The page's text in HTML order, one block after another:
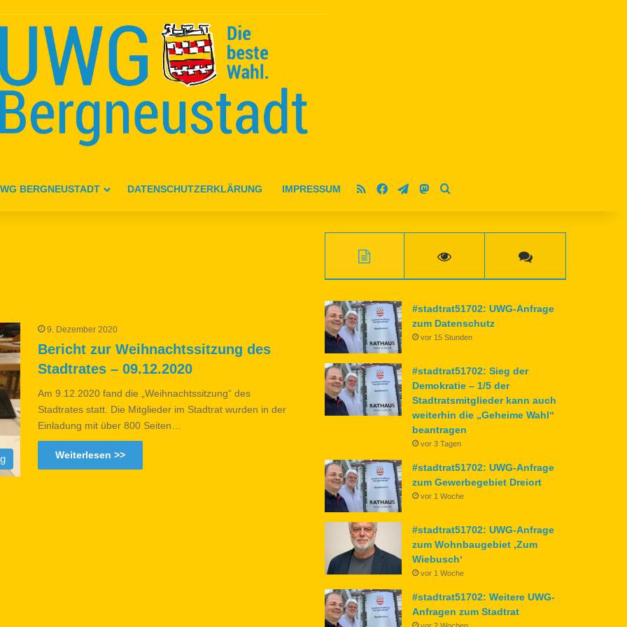
BERGNEUSTADT DATENSCHUTZERKLÄRUNG IMPRESSUM RSS FacebookTelegramMastodon
9. Dezember 2020
Bericht zur Weihnachtssitzung des
Stadtrates – 09.12.2020
Am 9.12.2020 fand die „Weihnachtssitzung“ des
Stadtrates statt. Die Mitglieder im Stadtrat wurden in der
Einladung mit über 800 Seiten…
Weiterlesen >>
#stadtrat51702: UWG-Anfrage
zum Datenschutz
vor 15 Stunden
#stadtrat51702: Sieg der
Demokratie – 1/5 der
Stadtratsmitglieder kann auch
weiterhin die „Geheime Wahl“
beantragen
vor 3 Tagen
#stadtrat51702: UWG-Anfrage
zum Gewerbegebiet Dreiort
vor 1 Woche
#stadtrat51702: UWG-Anfrage
zum Wohnbaugebiet ‚Zum
Wiebusch‘
vor 1 Woche
#stadtrat51702: Weitere UWG-
Anfragen zum Stadtrat